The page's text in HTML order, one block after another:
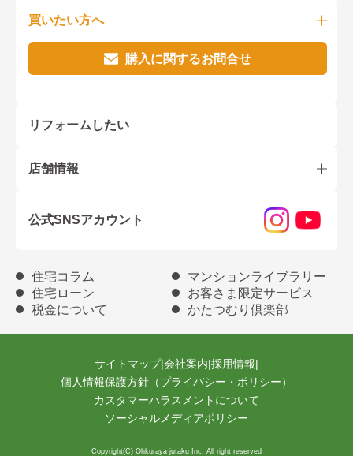
買いたい方へ
購入に関するお問合せ
リフォームしたい
店舗情報
公式SNSアカウント
住宅コラム
マンションライブラリー
住宅ローン
お客さま限定サービス
税金について
かたつむり倶楽部
サイトマップ|会社案内|採用情報|
個人情報保護方針（プライバシー・ポリシー）
カスタマーハラスメントについて
ソーシャルメディアポリシー
Copyright(C) Ohkuraya jutaku Inc. All right reserved